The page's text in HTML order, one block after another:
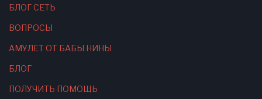
БЛОГ СЕТЬ
ВОПРОСЫ
АМУЛЕТ ОТ БАБЫ НИНЫ
БЛОГ
ПОЛУЧИТЬ ПОМОЩЬ